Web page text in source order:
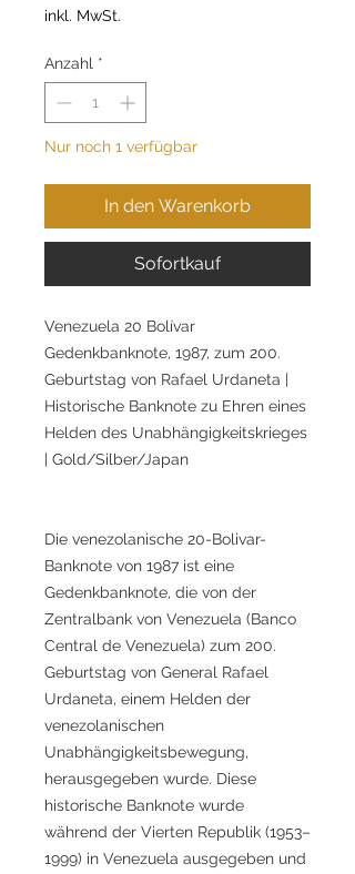
inkl. MwSt.
Anzahl *
Nur noch 1 verfügbar
In den Warenkorb
Sofortkauf
Venezuela 20 Bolívar
Gedenkbanknote, 1987, zum 200.
Geburtstag von Rafael Urdaneta |
Historische Banknote zu Ehren eines
Helden des Unabhängigkeitskrieges
| Gold/Silber/Japan
Die venezolanische 20-Bolivar-
Banknote von 1987 ist eine
Gedenkbanknote, die von der
Zentralbank von Venezuela (Banco
Central de Venezuela) zum 200.
Geburtstag von General Rafael
Urdaneta, einem Helden der
venezolanischen
Unabhängigkeitsbewegung,
herausgegeben wurde. Diese
historische Banknote wurde
während der Vierten Republik (1953–
1999) in Venezuela ausgegeben und